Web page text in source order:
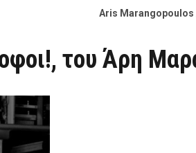
Aris Marangopoulos
του Άρη